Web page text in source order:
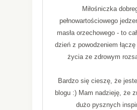
Miłośniczka
pełnowartościowego
masła orzechowego - to
dzień z powodzeniem
życia ze zdrowym
Bardzo się cieszę, że
blogu :) Mam nadzieję, że
dużo pysznych